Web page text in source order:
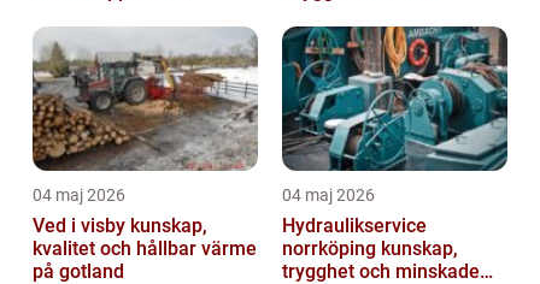
04 maj 2026
Ved i visby kunskap,
kvalitet och hållbar värme
på gotland
04 maj 2026
Hydraulikservice
norrköping kunskap,
trygghet och minskade